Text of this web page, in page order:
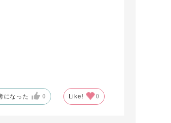
になった 0 Like! 0